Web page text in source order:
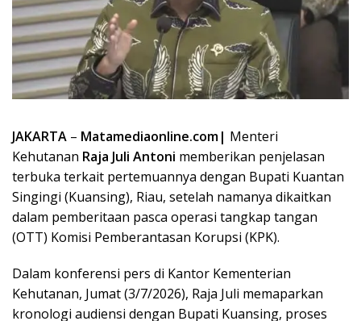
JAKARTA – Matamediaonline.com| Menteri
Kehutanan Raja Juli Antoni memberikan penjelasan
terbuka terkait pertemuannya dengan Bupati Kuantan
Singingi (Kuansing), Riau, setelah namanya dikaitkan
dalam pemberitaan pasca operasi tangkap tangan
(OTT) Komisi Pemberantasan Korupsi (KPK).
Dalam konferensi pers di Kantor Kementerian
Kehutanan, Jumat (3/7/2026), Raja Juli memaparkan
kronologi audiensi dengan Bupati Kuansing, proses